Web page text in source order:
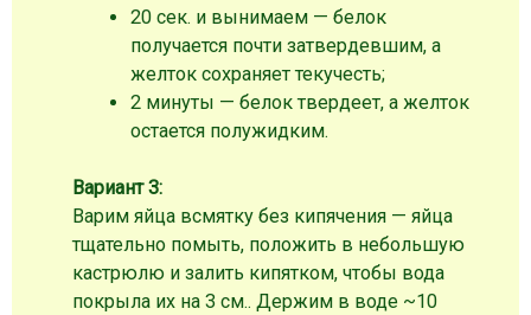
20 сек. и вынимаем — белок
получается почти затвердевшим, а
желток сохраняет текучесть;
2 минуты — белок твердеет, а желток
остается полужидким.
Вариант 3:
Варим яйца всмятку без кипячения — яйца
тщательно помыть, положить в небольшую
кастрюлю и залить кипятком, чтобы вода
покрыла их на 3 см.. Держим в воде ~10